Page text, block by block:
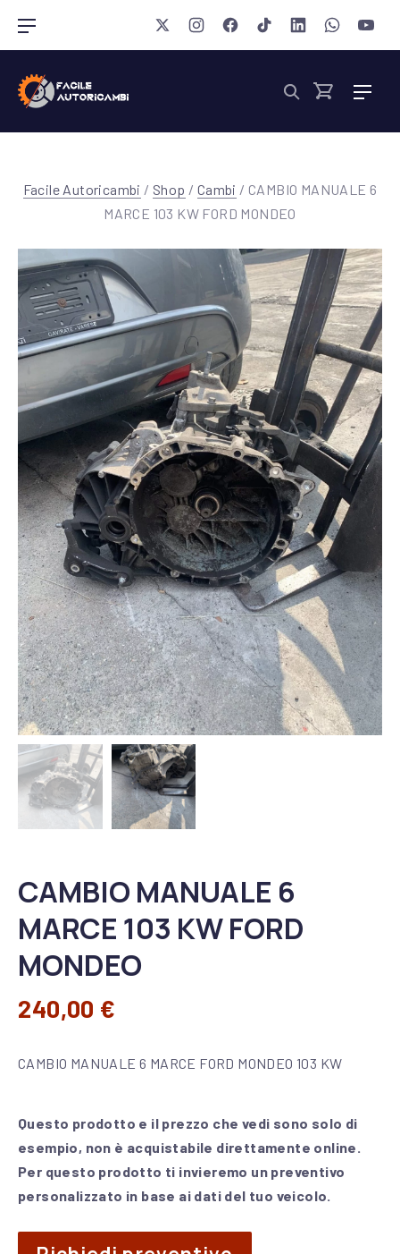
Navigazione barra
New Window
New Window
New Window
New Window
New Window
New New
Cart
Facile Autoricambi / Shop / Cambi / CAMBIO MANUALE 6
MARCE 103 KW FORD MONDEO
CAMBIO MANUALE 6
MARCE 103 KW FORD
MONDEO
240,00 €
CAMBIO MANUALE 6 MARCE FORD MONDEO 103 KW
Questo prodotto e il prezzo che vedi sono solo di
esempio, non è acquistabile direttamente online.
Per questo prodotto ti invieremo un preventivo
personalizzato in base ai dati del tuo veicolo.
Chiudi